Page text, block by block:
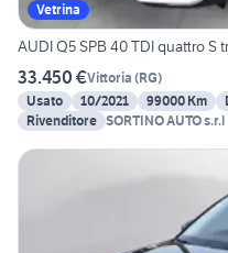
Vetrina
AUDI Q5 SPB 40 TDI quattro S
33.450 €Vittoria (RG)
Usato
10/2021 99000 Km
Rivenditore SORTINO AUTO s.r.l